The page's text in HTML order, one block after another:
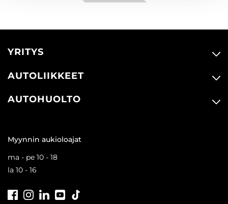
YRITYS
AUTOLIIKKEET
AUTOHUOLTO
Myynnin aukioloajat
ma - pe 10 - 18
la 10 - 16
FacebookInstagramLinkedInYoutube